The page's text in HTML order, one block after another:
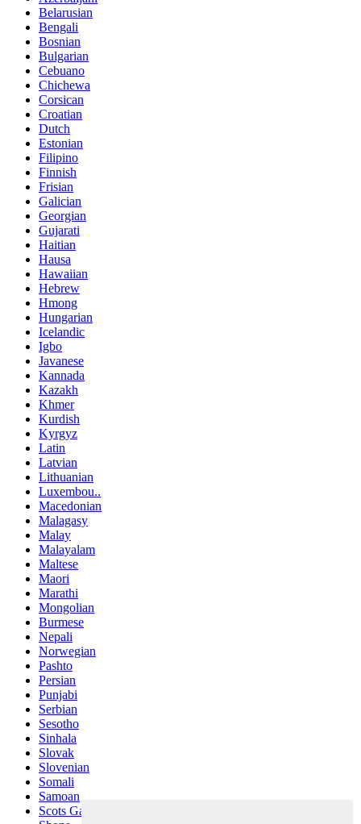
Belarusian
Bengali
Bosnian
Bulgarian
Cebuano
Chichewa
Corsican
Croatian
Dutch
Estonian
Filipino
Finnish
Frisian
Galician
Georgian
Gujarati
Haitian
Hausa
Hawaiian
Hebrew
Hmong
Hungarian
Icelandic
Igbo
Javanese
Kannada
Kazakh
Khmer
Kurdish
Kyrgyz
Latin
Latvian
Lithuanian
Luxembou..
Macedonian
Malagasy
Malay
Malayalam
Maltese
Maori
Marathi
Mongolian
Burmese
Nepali
Norwegian
Pashto
Persian
Punjabi
Serbian
Sesotho
Sinhala
Slovak
Slovenian
Somali
Samoan
Scots Gaelic